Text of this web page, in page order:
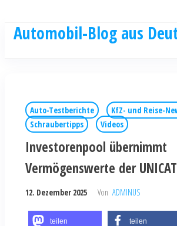
Automobil-Blog aus
Auto-Testberichte
KfZ- und Reise-
Schraubertipps
Videos
Investorenpool übernimmt
Vermögenswerte der
12. Dezember 2025 Von ADMINUS
teilen teilen